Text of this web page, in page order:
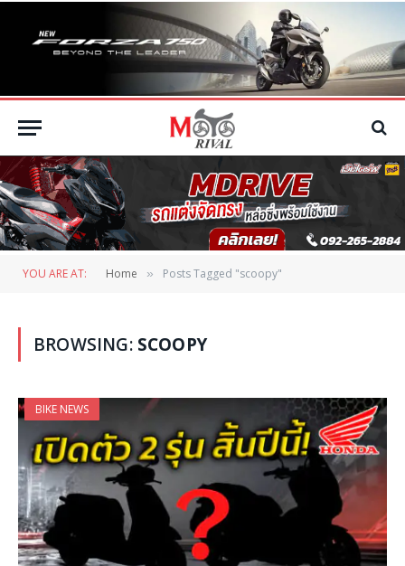
YOU ARE AT: Home » Posts Tagged "scoopy"
BROWSING: SCOOPY
BIKE NEWS